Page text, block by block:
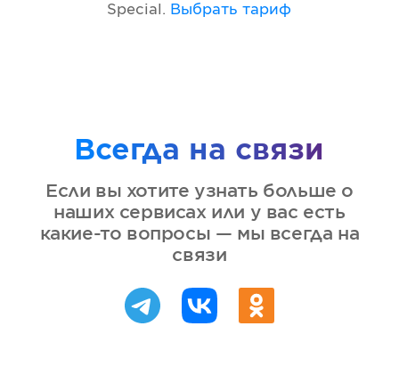
Special . Выбрать тариф
Всегда на связи
Если вы хотите узнать больше о
наших сервисах или у вас есть
какие-то вопросы — мы всегда на
связи